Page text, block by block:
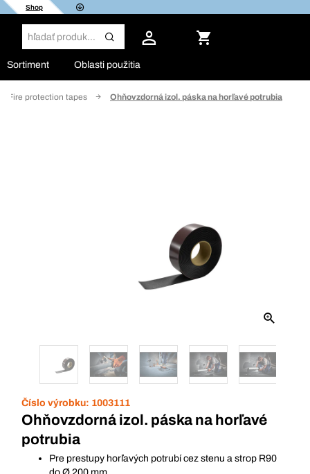
Shop
Sortiment Oblasti použitia
Fire protection tapes Ohňovzdorná izol. páska na horľavé potrubia
Číslo výrobku: 1003111
Ohňovzdorná izol. páska na horľavé
potrubia
Pre prestupy horľavých potrubí cez stenu a strop R90